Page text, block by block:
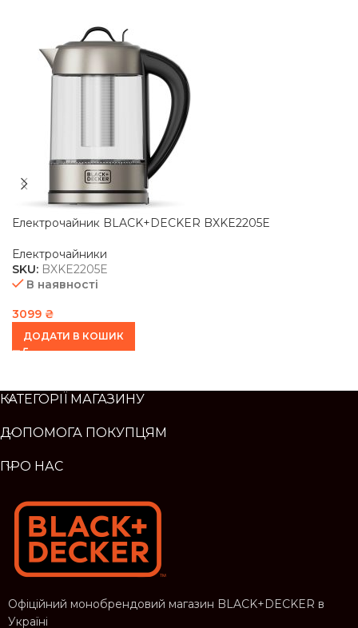
Електрочайник BLACK+DECKER BXKE2205E
Електрочайники
SKU: BXKE2205E
В наявності
3099 ₴
ДОДАТИ В КОШИК
КАТЕГОРІЇ МАГАЗИНУ
ДОПОМОГА ПОКУПЦЯМ
ПРО НАС
Офіційний монобрендовий магазин BLACK+DECKER в
Україні